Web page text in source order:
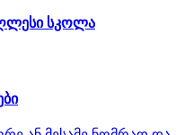
სკოლა